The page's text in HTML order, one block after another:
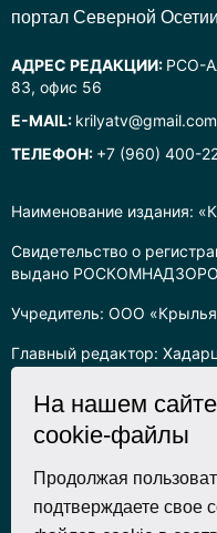
Наименование издания:
Свидетельство о
выдано
Учредитель: ООО
Главный редактор:
Информация на сайте
Все права на любые
защищены в
об интеллектуальной
текстовых, фото, аудио и
с согласия
портал Северной Осетии
АДРЕС РЕДАКЦИИ: РСО-
83, офис 56
E-MAIL: krilyatv@gmail.com
ТЕЛЕФОН: +7 (960) 400-
На нашем
cookie-файлы
Продолжая
подтверждаете свое